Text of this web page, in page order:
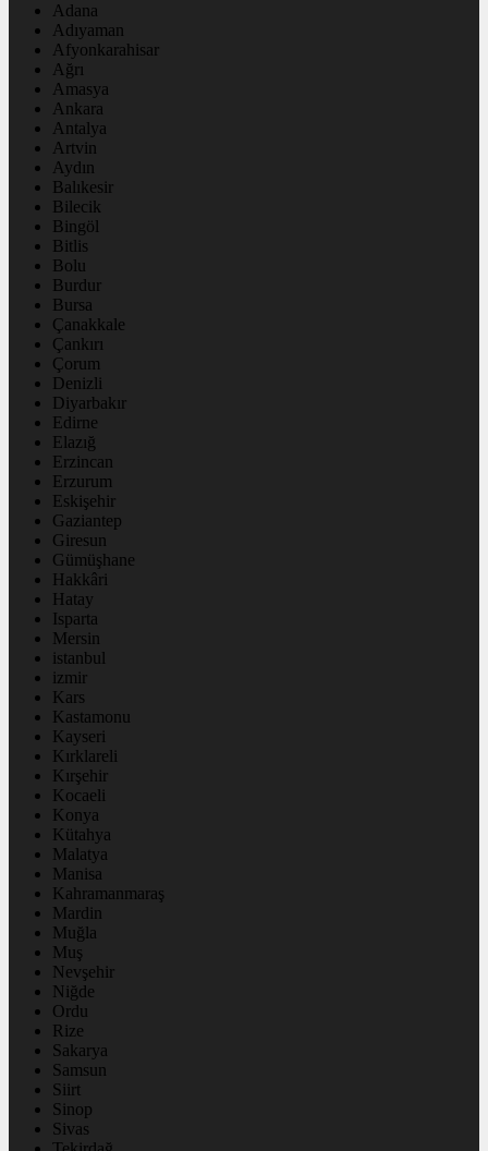
Adana
Adıyaman
Afyonkarahisar
Ağrı
Amasya
Ankara
Antalya
Artvin
Aydın
Balıkesir
Bilecik
Bingöl
Bitlis
Bolu
Burdur
Bursa
Çanakkale
Çankırı
Çorum
Denizli
Diyarbakır
Edirne
Elazığ
Erzincan
Erzurum
Eskişehir
Gaziantep
Giresun
Gümüşhane
Hakkâri
Hatay
Isparta
Mersin
istanbul
izmir
Kars
Kastamonu
Kayseri
Kırklareli
Kırşehir
Kocaeli
Konya
Kütahya
Malatya
Manisa
Kahramanmaraş
Mardin
Muğla
Muş
Nevşehir
Niğde
Ordu
Rize
Sakarya
Samsun
Siirt
Sinop
Sivas